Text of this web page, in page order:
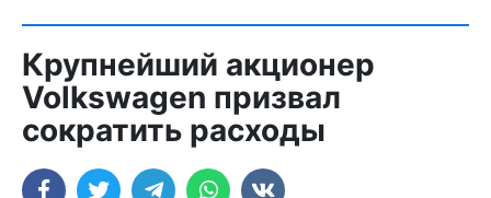
Крупнейший акционер
Volkswagen призвал
сократить расходы